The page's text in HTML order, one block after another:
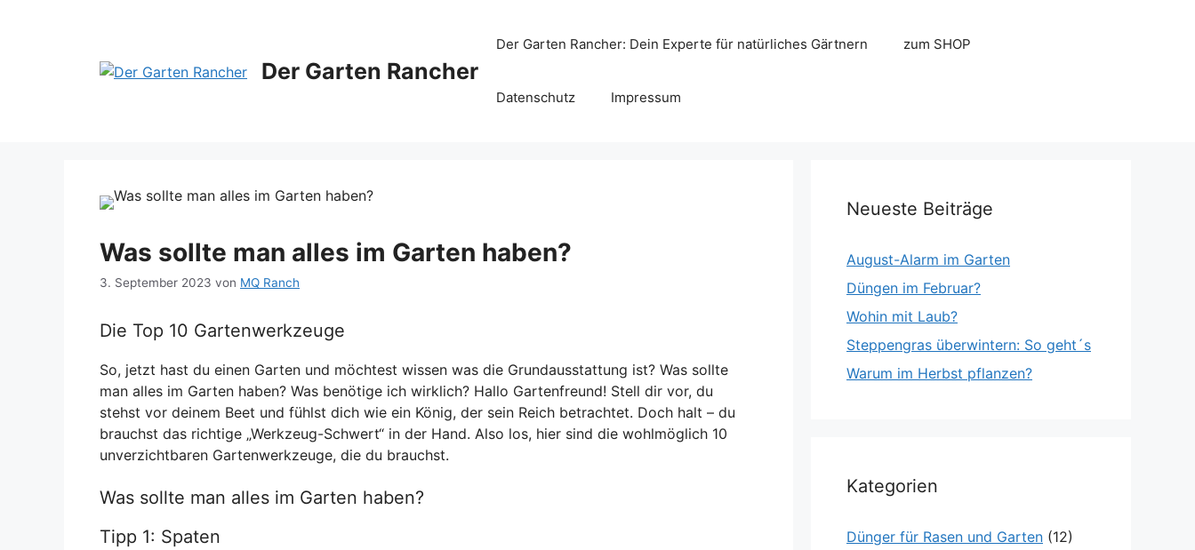
Der Garten Rancher
Der Garten Rancher: Dein Experte für natürliches Gärtnern zum SHOP
Datenschutz Impressum
Was sollte man alles im Garten haben?
3. September 2023 von MQ Ranch
Die Top 10 Gartenwerkzeuge
So, jetzt hast du einen Garten und möchtest wissen was die Grundausstattung ist? Was sollte
man alles im Garten haben? Was benötige ich wirklich? Hallo Gartenfreund! Stell dir vor, du
stehst vor deinem Beet und fühlst dich wie ein König, der sein Reich betrachtet. Doch halt – du
brauchst das richtige „Werkzeug-Schwert“ in der Hand. Also los, hier sind die wohlmöglich 10
unverzichtbaren Gartenwerkzeuge, die du brauchst.
Was sollte man alles im Garten haben?
Tipp 1: Spaten
Neueste Beiträge
August-Alarm im Garten
Düngen im Februar?
Wohin mit Laub?
Steppengras überwintern: So geht´s
Warum im Herbst pflanzen?
Kategorien
Dünger für Rasen und Garten (12)